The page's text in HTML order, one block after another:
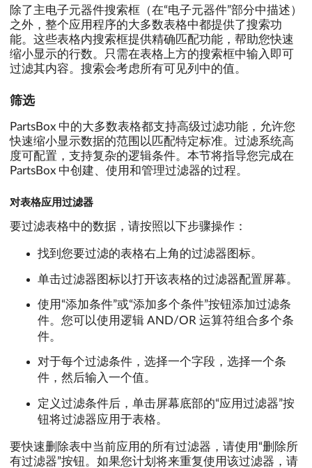
除了主电子元器件搜索框（在“电子元器件”部分中描述）
之外，整个应用程序的大多数表格中都提供了搜索功
能。这些表格内搜索框提供精确匹配功能，帮助您快速
缩小显示的行数。只需在表格上方的搜索框中输入即可
过滤其内容。搜索会考虑所有可见列中的值。
筛选
PartsBox 中的大多数表格都支持高级过滤功能，允许您
快速缩小显示数据的范围以匹配特定标准。过滤系统高
度可配置，支持复杂的逻辑条件。本节将指导您完成在
PartsBox 中创建、使用和管理过滤器的过程。
对表格应用过滤器
要过滤表格中的数据，请按照以下步骤操作：
找到您要过滤的表格右上角的过滤器图标。
单击过滤器图标以打开该表格的过滤器配置屏幕。
使用“添加条件”或“添加多个条件”按钮添加过滤条
件。您可以使用逻辑 AND/OR 运算符组合多个条
件。
对于每个过滤条件，选择一个字段，选择一个条
件，然后输入一个值。
定义过滤条件后，单击屏幕底部的“应用过滤器”按
钮将过滤器应用于表格。
要快速删除表中当前应用的所有过滤器，请使用“删除所
有过滤器”按钮。如果您计划将来重复使用该过滤器，请